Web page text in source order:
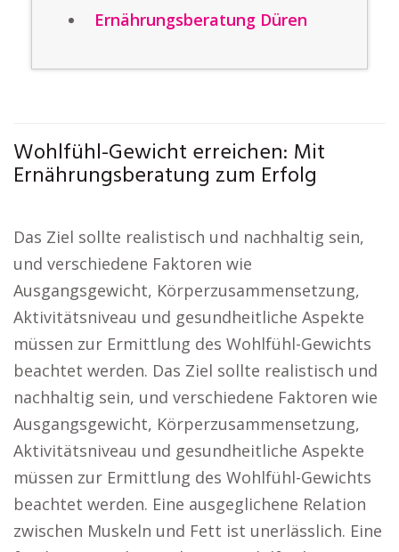
Ernährungsberatung Düren
Wohlfühl-Gewicht erreichen: Mit
Ernährungsberatung zum Erfolg
Das Ziel sollte realistisch und nachhaltig sein,
und verschiedene Faktoren wie
Ausgangsgewicht, Körperzusammensetzung,
Aktivitätsniveau und gesundheitliche Aspekte
müssen zur Ermittlung des Wohlfühl-Gewichts
beachtet werden. Das Ziel sollte realistisch und
nachhaltig sein, und verschiedene Faktoren wie
Ausgangsgewicht, Körperzusammensetzung,
Aktivitätsniveau und gesundheitliche Aspekte
müssen zur Ermittlung des Wohlfühl-Gewichts
beachtet werden. Eine ausgeglichene Relation
zwischen Muskeln und Fett ist unerlässlich. Eine